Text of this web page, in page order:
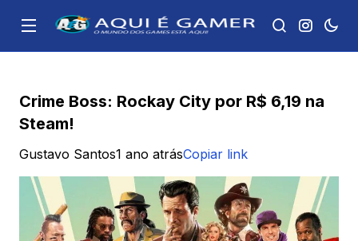
Crime Boss: Rockay City por R$ 6,19 na
Steam!
Gustavo Santos1 ano atrásCopiar link